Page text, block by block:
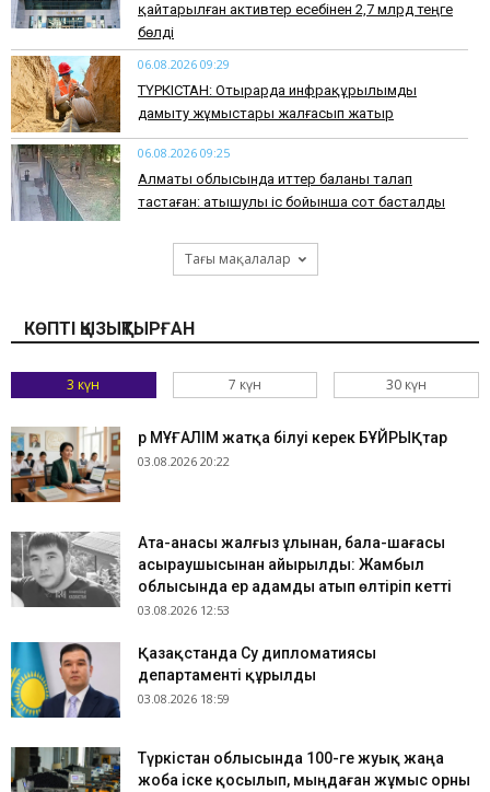
қайтарылған активтер есебінен 2,7 млрд теңге
бөлді
06.08.2026 09:29
ТҮРКІСТАН: Отырарда инфрақұрылымды
дамыту жұмыстары жалғасып жатыр
06.08.2026 09:25
Алматы облысында иттер баланы талап
тастаған: атышулы іс бойынша сот басталды
Тағы мақалалар
КӨПТІ ҚЫЗЫҚТЫРҒАН
3 күн 7 күн 30 күн
Әр МҰҒАЛІМ жатқа білуі керек БҰЙРЫҚтар
03.08.2026 20:22
Ата-анасы жалғыз ұлынан, бала-шағасы
асыраушысынан айырылды: Жамбыл
облысында ер адамды атып өлтіріп кетті
03.08.2026 12:53
Қазақстанда Су дипломатиясы
департаменті құрылды
03.08.2026 18:59
Түркістан облысында 100-ге жуық жаңа
жоба іске қосылып, мыңдаған жұмыс орны